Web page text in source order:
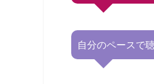
自分のペースで